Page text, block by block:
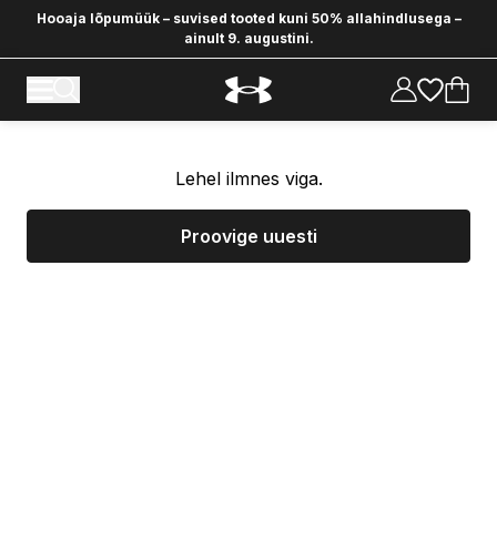
Hooaja lõpumüük – suvised tooted kuni 50% allahindlusega –
ainult 9. augustini.
Lehel ilmnes viga.
Proovige uuesti